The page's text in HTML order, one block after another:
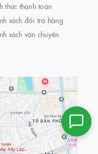
thức thanh toán
sách đổi trả hàng
sách vận chuyển